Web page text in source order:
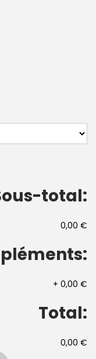
total:
0,00 €
+ 0,00 €
Total:
0,00 €